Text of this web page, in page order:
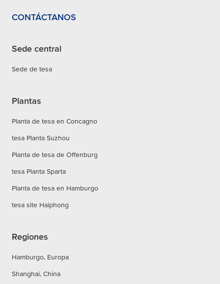
CONTÁCTANOS
Sede central
Sede de tesa
Plantas
Planta de tesa en Concagno
tesa Planta Suzhou
Planta de tesa de Offenburg
tesa Planta Sparta
Planta de tesa en Hamburgo
tesa site Haiphong
Regiones
Hamburgo, Europa
Shanghai, China